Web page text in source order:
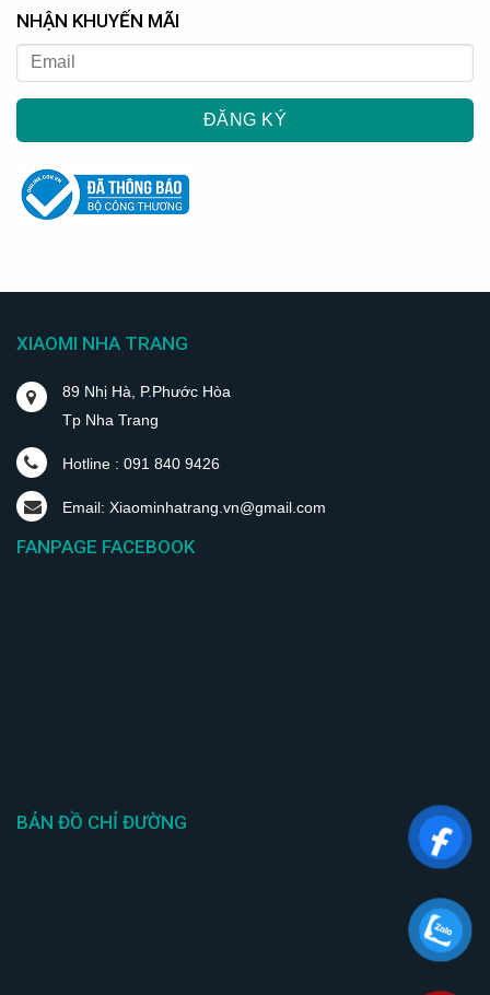
NHẬN KHUYẾN MÃI
XIAOMI NHA TRANG
89 Nhị Hà, P.Phước Hòa
Tp Nha Trang
Hotline : 091 840 9426
Email: Xiaominhatrang.vn@gmail.com
FANPAGE FACEBOOK
BẢN ĐỒ CHỈ ĐƯỜNG